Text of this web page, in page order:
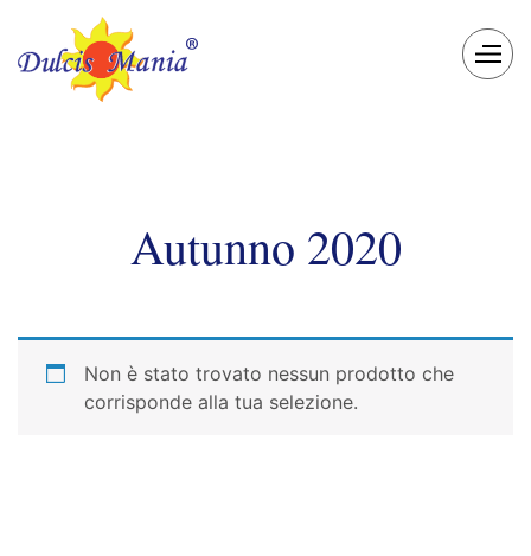
Autunno 2020
Non è stato trovato nessun prodotto che
corrisponde alla tua selezione.